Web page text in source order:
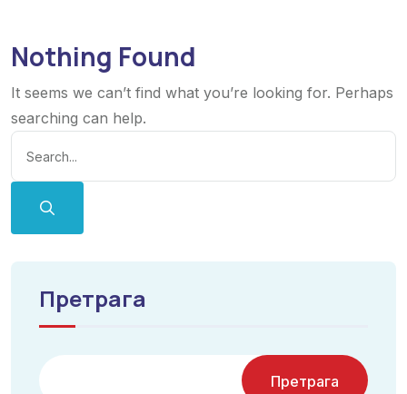
Nothing Found
It seems we can’t find what you’re looking for. Perhaps
searching can help.
Претрага
Претрага